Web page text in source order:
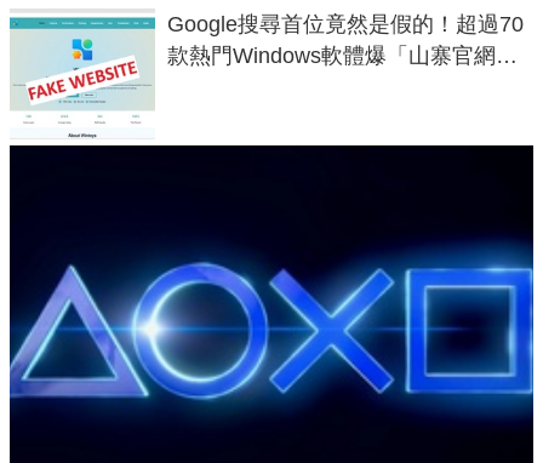
Google搜尋首位竟然是假的！超過70
款熱門Windows軟體爆「山寨官網」